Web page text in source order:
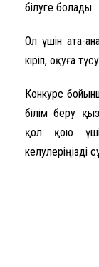
білуге болады
Ол үшін ата-
кіріп, оқуға
Конкурс
білім беру
қол қою
келулеріңізді